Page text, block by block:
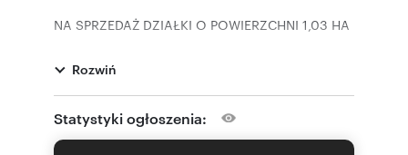
NA SPRZEDAŻ DZIAŁKI O POWIERZCHNI 1,03 HA
ATUTY NIERUCHOMOŚCI
Nieruchomość posiada dojazd bezpośrednio z
drogi wojewódzkiej, asfaltowej ul. Krakowskiej,
przy ciągu komunikacyjnym do autostrady A4,
Rozwiń
Statystyki ogłoszenia: